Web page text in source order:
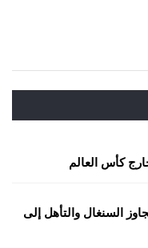
كأس العالم
السنغال والتأهل إلى